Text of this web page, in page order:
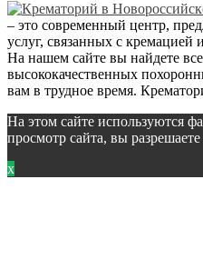
– это современный центр,
услуг, связанных с
На нашем сайте вы найдете
высококачественных
вам в трудное время.
На этом сайте используются
просмотр сайта, вы
x